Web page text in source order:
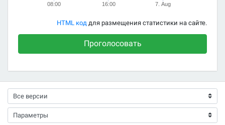
7. Aug
08:00 16:00
HTML код для размещения статистики на сайте.
Проголосовать